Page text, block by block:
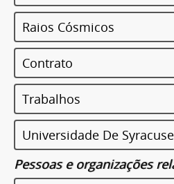
Raios Cósmicos
Contrato
Trabalhos
Universidade De Syracuse
Pessoas e organizações